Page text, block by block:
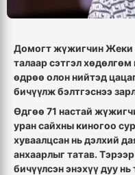
Домогт жүжигчин Жеки
талаар сэтгэл
өдрөө олон нийтэд
бичүүлж бэлтгэснээ
Өдгөө 71 настай
уран сайхны киногоо
хуваалцсан нь дэлхий
анхаарлыг татав.
бичүүлсэн энэхүү дуу